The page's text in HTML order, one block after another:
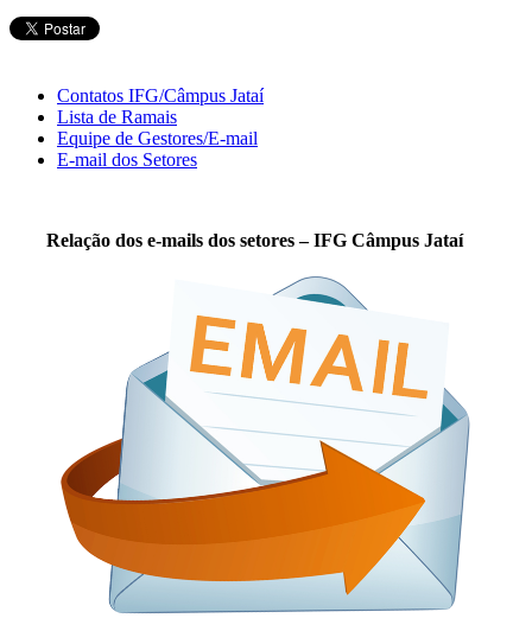
Contatos IFG/Câmpus Jataí
Lista de Ramais
Equipe de Gestores/E-mail
E-mail dos Setores
Relação dos e-mails dos setores – IFG Câmpus Jataí